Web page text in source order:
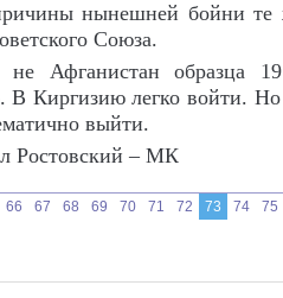
нынешней бойни те
Союза.
Афганистан образца
В Киргизию легко войти. Но
выйти.
Ростовский – МК
66 67 68 69 70 71 72 73 74
75